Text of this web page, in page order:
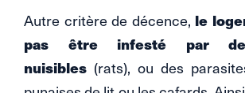
Autre critère de décence, le
pas être infesté par
nuisibles (rats), ou des